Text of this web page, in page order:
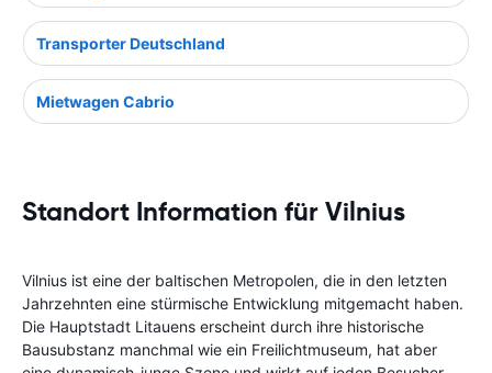
Transporter Deutschland
Mietwagen Cabrio
Standort Information für Vilnius
Vilnius ist eine der baltischen Metropolen, die in den letzten
Jahrzehnten eine stürmische Entwicklung mitgemacht haben.
Die Hauptstadt Litauens erscheint durch ihre historische
Bausubstanz manchmal wie ein Freilichtmuseum, hat aber